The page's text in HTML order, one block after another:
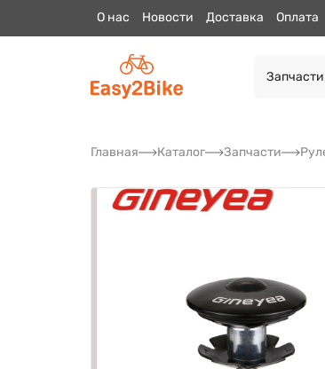
О нас Новости Доставка Оплата
Запчасти
Главная Каталог Запчасти